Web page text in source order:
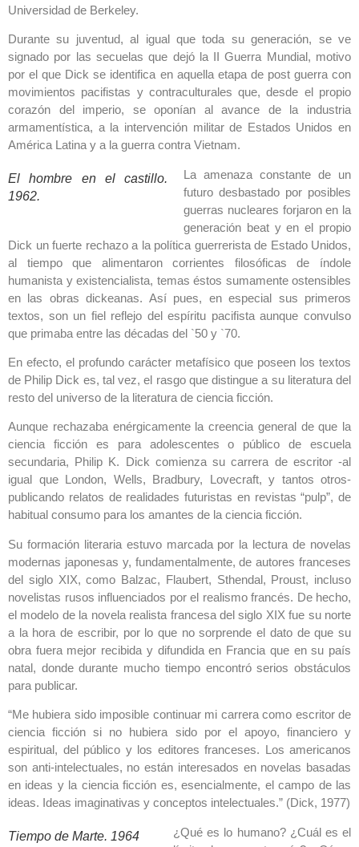
Universidad de Berkeley.
Durante su juventud, al igual que toda su generación, se ve
signado por las secuelas que dejó la II Guerra Mundial, motivo
por el que Dick se identifica en aquella etapa de post guerra con
movimientos pacifistas y contraculturales que, desde el propio
corazón del imperio, se oponían al avance de la industria
armamentística, a la intervención militar de Estados Unidos en
América Latina y a la guerra contra Vietnam.
El hombre en el castillo.
1962.
La amenaza constante de un
futuro desbastado por posibles
guerras nucleares forjaron en la
generación beat y en el propio
Dick un fuerte rechazo a la política guerrerista de Estado Unidos,
al tiempo que alimentaron corrientes filosóficas de índole
humanista y existencialista, temas éstos sumamente ostensibles
en las obras dickeanas. Así pues, en especial sus primeros
textos, son un fiel reflejo del espíritu pacifista aunque convulso
que primaba entre las décadas del `50 y `70.
En efecto, el profundo carácter metafísico que poseen los textos
de Philip Dick es, tal vez, el rasgo que distingue a su literatura del
resto del universo de la literatura de ciencia ficción.
Aunque rechazaba enérgicamente la creencia general de que la
ciencia ficción es para adolescentes o público de escuela
secundaria, Philip K. Dick comienza su carrera de escritor -al
igual que London, Wells, Bradbury, Lovecraft, y tantos otros-
publicando relatos de realidades futuristas en revistas “pulp”, de
habitual consumo para los amantes de la ciencia ficción.
Su formación literaria estuvo marcada por la lectura de novelas
modernas japonesas y, fundamentalmente, de autores franceses
del siglo XIX, como Balzac, Flaubert, Sthendal, Proust, incluso
novelistas rusos influenciados por el realismo francés. De hecho,
el modelo de la novela realista francesa del siglo XIX fue su norte
a la hora de escribir, por lo que no sorprende el dato de que su
obra fuera mejor recibida y difundida en Francia que en su país
natal, donde durante mucho tiempo encontró serios obstáculos
para publicar.
“Me hubiera sido imposible continuar mi carrera como escritor de
ciencia ficción si no hubiera sido por el apoyo, financiero y
espiritual, del público y los editores franceses. Los americanos
son anti-intelectuales, no están interesados en novelas basadas
en ideas y la ciencia ficción es, esencialmente, el campo de las
ideas. Ideas imaginativas y conceptos intelectuales.” (Dick, 1977)
Tiempo de Marte. 1964
¿Qué es lo humano? ¿Cuál es el